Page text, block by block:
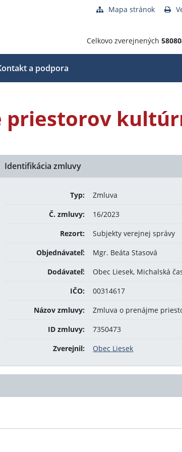
Mapa stránok
Celkovo zverejnených
a podpora
priestorov
Identifikácia zmluvy
Typ:
Zmluva
Č. zmluvy:
16/2023
Rezort:
Subjekty verejnej správy
Objednávateľ:
Mgr. Beáta Stasová
Dodávateľ:
Obec Liesek, Michalská
IČO:
00314617
Názov zmluvy:
Zmluva o prenájme
ID zmluvy:
7350473
Zverejnil:
Obec Liesek